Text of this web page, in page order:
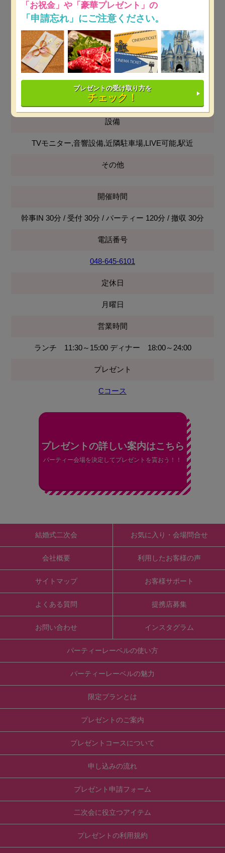
無料
最低保証料
平日：8万円～※ 開催日時によっては保証料が変動しま
す。
土日祝：8万円～※ 開催日時によっては保証料が変動し
ます。
設備
TVモニター,音響設備,近隣駐車場,LIVE可能,駅近
その他
開催時間
幹事IN 30分 / 受付 30分 / パーティー 120分 / 撤収 30分
電話番号
048-645-6101
定休日
月曜日
営業時間
ランチ 11:30～15:00 ディナー 18:00～24:00
プレゼント
Cコース
プレゼントの詳しい案内はこちら
パーティー会場を決定してプレゼントを貰おう！！
結婚式二次会
会社概要
サイトマップ
よくある質問
お問い合わせ
お気に入り・会場問合せ
利用したお客様の声
お客様サポート
提携店募集
インスタグラム
パーティーレーベルの使い方
パーティーレーベルの魅力
限定プランとは
プレゼントのご案内
プレゼントコースについて
申し込みの流れ
プレゼント申請フォーム
二次会に役立つアイテム
プレゼントの利用規約
「お祝金」や「豪華プレゼント」の
「申請忘れ」にご注意ください。
プレゼントの受け取り方を
チェック！